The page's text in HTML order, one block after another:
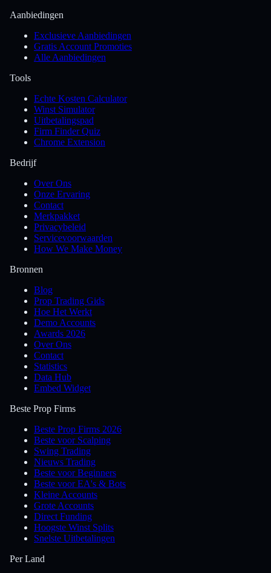
Aanbiedingen
Exclusieve Aanbiedingen
Gratis Account Promoties
Alle Aanbiedingen
Tools
Echte Kosten Calculator
Winst Simulator
Uitbetalingspad
Firm Finder Quiz
Chrome Extension
Bedrijf
Over Ons
Onze Ervaring
Contact
Merkpakket
Privacybeleid
Servicevoorwaarden
How We Make Money
Bronnen
Blog
Prop Trading Gids
Hoe Het Werkt
Demo Accounts
Awards 2026
Over Ons
Contact
Statistics
Data Hub
Embed Widget
Beste Prop Firms
Beste Prop Firms 2026
Beste voor Scalping
Swing Trading
Nieuws Trading
Beste voor Beginners
Beste voor EA's & Bots
Kleine Accounts
Grote Accounts
Direct Funding
Hoogste Winst Splits
Snelste Uitbetalingen
Per Land